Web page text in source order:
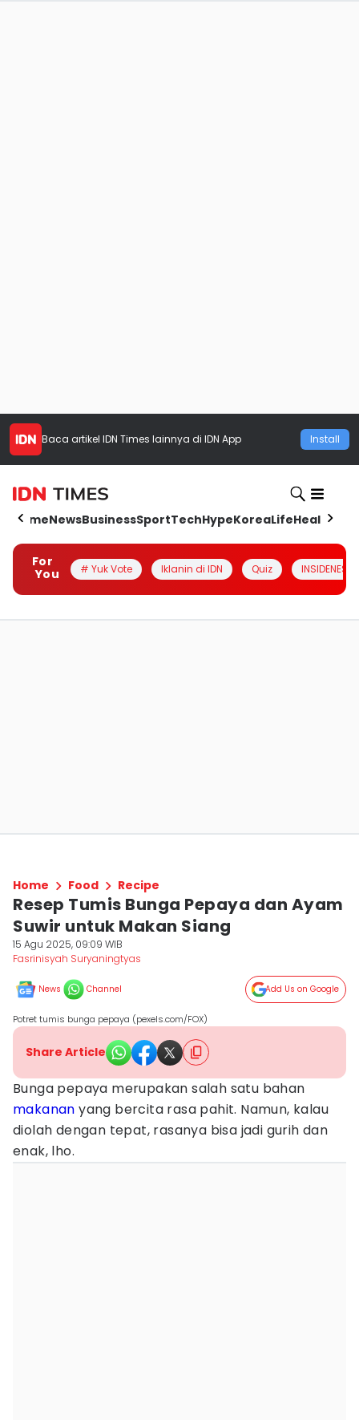
Baca artikel IDN Times lainnya di IDN App Install
HomeNewsBusinessSportTechHypeKoreaLifeHealth
For
You
# Yuk Vote Iklanin di IDN Quiz INSIDENESIA
Home Food Recipe
Resep Tumis Bunga Pepaya dan Ayam
Suwir untuk Makan Siang
15 Agu 2025, 09:09 WIB
Fasrinisyah Suryaningtyas
News Channel Add Us on Google
Potret tumis bunga pepaya (pexels.com/FOX)
Share Article
Bunga pepaya merupakan salah satu bahan
makanan yang bercita rasa pahit. Namun, kalau
diolah dengan tepat, rasanya bisa jadi gurih dan
enak, lho.